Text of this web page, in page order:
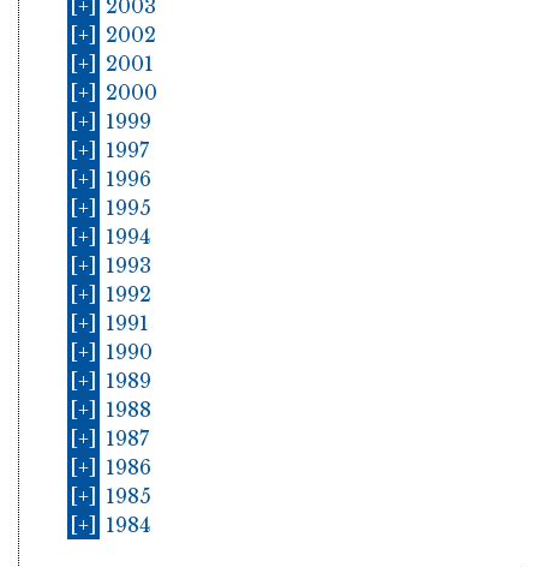
[+]
2003
[+]
2002
[+]
2001
[+]
2000
[+]
1999
[+]
1997
[+]
1996
[+]
1995
[+]
1994
[+]
1993
[+]
1992
[+]
1991
[+]
1990
[+]
1989
[+]
1988
[+]
1987
[+]
1986
[+]
1985
[+]
1984